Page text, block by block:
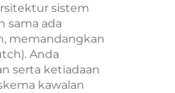
sistem
sama ada
memandangkan
Anda
serta ketiadaan
kawalan